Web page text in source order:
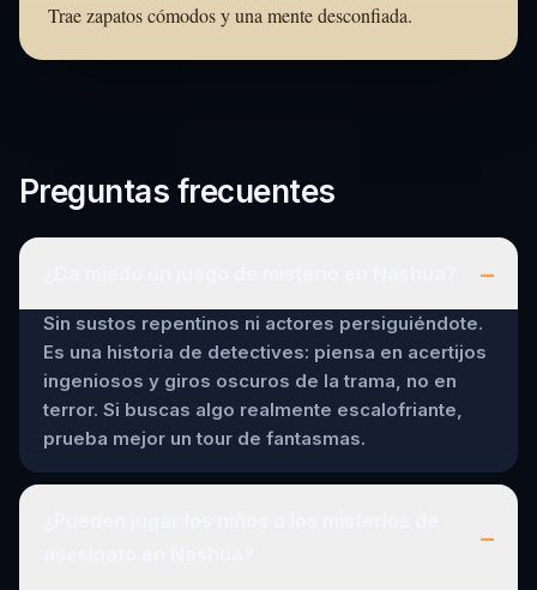
Trae zapatos cómodos y una mente desconfiada.
Preguntas frecuentes
–
Sin sustos repentinos ni actores persiguiéndote.
Es una historia de detectives: piensa en acertijos
ingeniosos y giros oscuros de la trama, no en
terror. Si buscas algo realmente escalofriante,
prueba mejor un tour de fantasmas.
–